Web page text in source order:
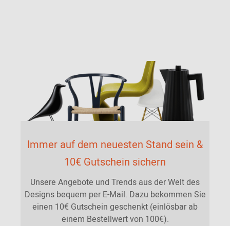
Immer auf dem neuesten Stand sein &
10€ Gutschein sichern
Unsere Angebote und Trends aus der Welt des
Designs bequem per E-Mail. Dazu bekommen Sie
einen 10€ Gutschein geschenkt (einlösbar ab
einem Bestellwert von 100€).